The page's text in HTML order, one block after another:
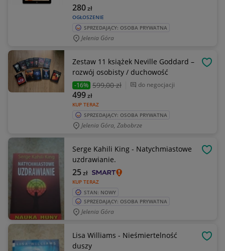
OGŁOSZENIE
280zł
SPRZEDAJĄCY: OSOBA PRYWATNA
Jelenia Góra
Zestaw 11 książek Neville Goddard –
rozwój osobisty / duchowość
-16% 599,00 zł do negocjacji
KUP TERAZ
499zł
SPRZEDAJĄCY: OSOBA PRYWATNA
Jelenia Góra, Zabobrze
Serge Kahili King - Natychmiastowe
uzdrawianie.
KUP TERAZ
25zł
STAN: NOWY
SPRZEDAJĄCY: OSOBA PRYWATNA
Jelenia Góra
Lisa Williams - Nieśmiertelność
duszy